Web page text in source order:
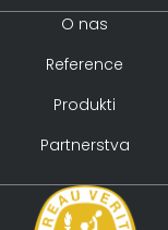
O nas
Reference
Produkti
Partnerstva